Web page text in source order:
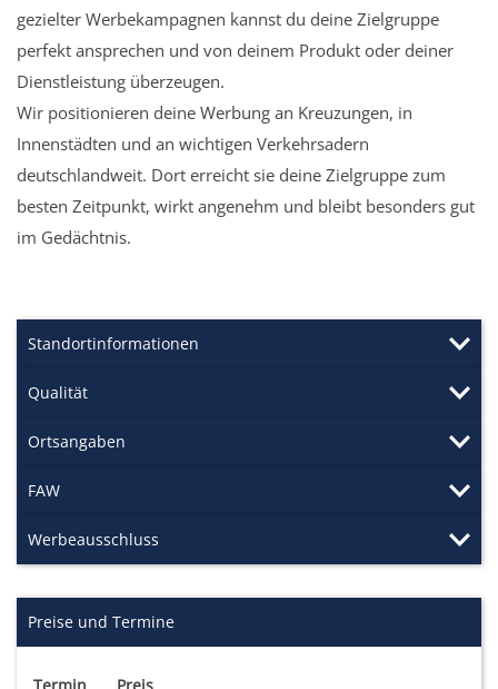
gezielter Werbekampagnen kannst du deine Zielgruppe
perfekt ansprechen und von deinem Produkt oder deiner
Dienstleistung überzeugen.
Wir positionieren deine Werbung an Kreuzungen, in
Innenstädten und an wichtigen Verkehrsadern
deutschlandweit. Dort erreicht sie deine Zielgruppe zum
besten Zeitpunkt, wirkt angenehm und bleibt besonders gut
im Gedächtnis.
Standortinformationen
Qualität
Ortsangaben
FAW
Werbeausschluss
Preise und Termine